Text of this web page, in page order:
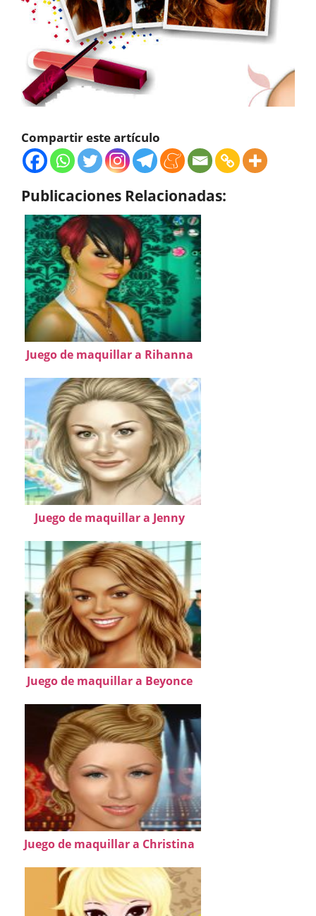
Compartir este artículo
Publicaciones Relacionadas:
Juego de maquillar a Rihanna
Juego de maquillar a Jenny
Juego de maquillar a Beyonce
Juego de maquillar a Christina